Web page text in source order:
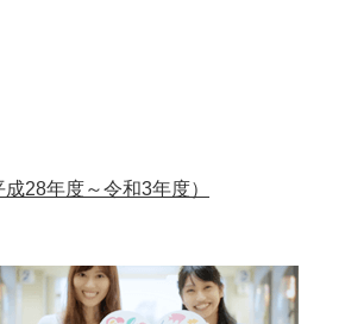
28年度～令和3年度）